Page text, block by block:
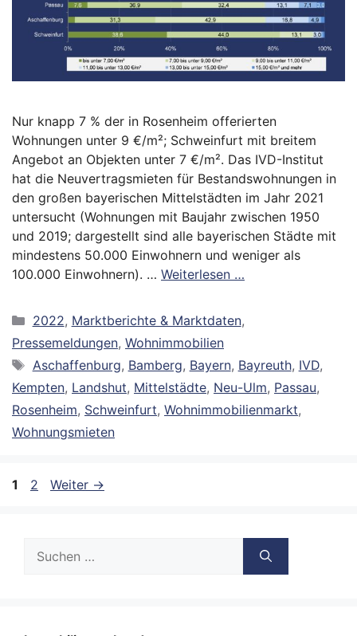
Nur knapp 7 % der in Rosenheim offerierten
Wohnungen unter 9 €/m²; Schweinfurt mit breitem
Angebot an Objekten unter 7 €/m². Das IVD-Institut
hat die Neuvertragsmieten für Bestandswohnungen in
den großen bayerischen Mittelstädten im Jahr 2021
untersucht (Wohnungen mit Baujahr zwischen 1950
und 2019; dargestellt sind alle bayerischen Städte mit
mindestens 50.000 Einwohnern und weniger als
100.000 Einwohnern). … Weiterlesen …
Kategorien
2022, Marktberichte & Marktdaten,
Pressemeldungen, Wohnimmobilien
Schlagwörter
Aschaffenburg, Bamberg, Bayern, Bayreuth, IVD,
Kempten, Landshut, Mittelstädte, Neu-Ulm, Passau,
Rosenheim, Schweinfurt, Wohnimmobilienmarkt,
Wohnungsmieten
Seite
1 Seite
2 Weiter →
nach: